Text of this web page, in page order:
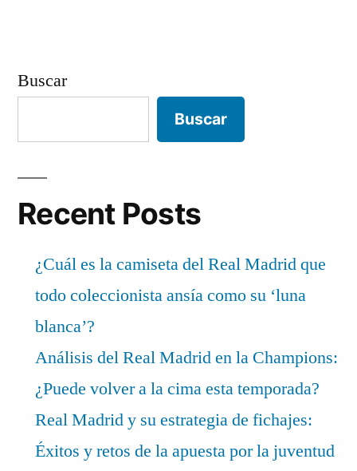
Buscar
Buscar
Recent Posts
¿Cuál es la camiseta del Real Madrid que
todo coleccionista ansía como su ‘luna
blanca’?
Análisis del Real Madrid en la Champions:
¿Puede volver a la cima esta temporada?
Real Madrid y su estrategia de fichajes:
Éxitos y retos de la apuesta por la juventud